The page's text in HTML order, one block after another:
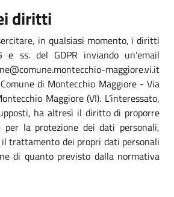
diritti
in qualsiasi momento, i diritti
e ss. del GDPR inviando un’email
maggiore.vi.it
di Montecchio Maggiore - Via
Maggiore (VI). L’interessato,
ha altresì il diritto di proporre
per la protezione dei dati personali,
trattamento dei propri dati personali
di quanto previsto dalla normativa